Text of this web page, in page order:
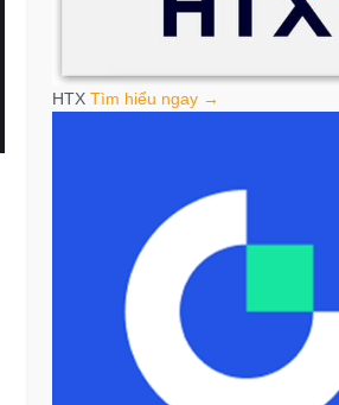
HTX Tìm hiểu ngay →